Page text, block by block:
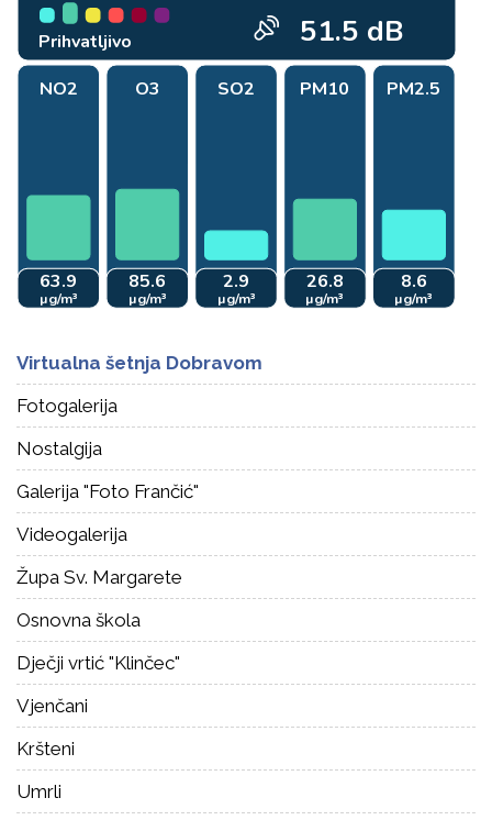
Virtualna šetnja Dobravom
Fotogalerija
Nostalgija
Galerija "Foto Frančić"
Videogalerija
Župa Sv. Margarete
Osnovna škola
Dječji vrtić "Klinčec"
Vjenčani
Kršteni
Umrli